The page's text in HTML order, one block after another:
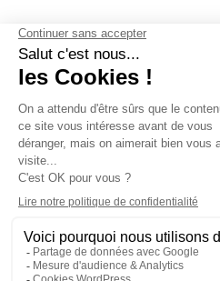
Contactez-nous-Mentions
confidentialité-Gestion des cookies